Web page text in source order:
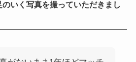
いく写真を撮っていただきまし